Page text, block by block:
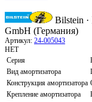
Bilstein
GmbH (Германия)
Артикул: 24-005043
НЕТ
Серия
Вид амортизатора
Конструкция амортизатора
Крепление амортизатора